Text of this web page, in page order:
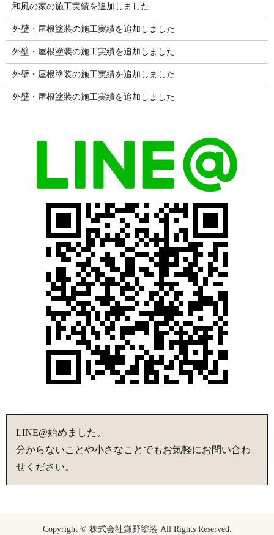
和風の家の施工実績を追加しました
外壁・屋根塗装の施工実績を追加しました
外壁・屋根塗装の施工実績を追加しました
外壁・屋根塗装の施工実績を追加しました
外壁・屋根塗装の施工実績を追加しました
LINE@始めました。
分からないことや小さなことでもお気軽にお問い合わ
せください。
Copyright © 株式会社鎌野塗装 All Rights Reserved.